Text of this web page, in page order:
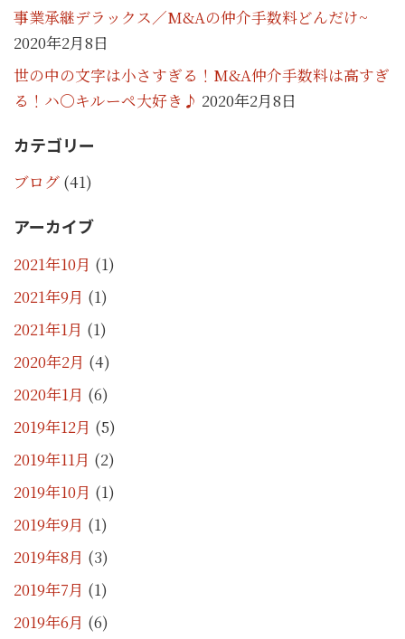
事業承継デラックス／M&Aの仲介手数料どんだけ~
2020年2月8日
世の中の文字は小さすぎる！M&A仲介手数料は高すぎ
る！ハ〇キルーペ大好き♪ 2020年2月8日
カテゴリー
ブログ (41)
アーカイブ
2021年10月 (1)
2021年9月 (1)
2021年1月 (1)
2020年2月 (4)
2020年1月 (6)
2019年12月 (5)
2019年11月 (2)
2019年10月 (1)
2019年9月 (1)
2019年8月 (3)
2019年7月 (1)
2019年6月 (6)